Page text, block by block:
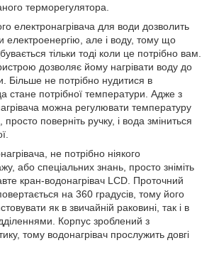
терморегулятора.
електронагрівача для води дозволить
електроенергію, але і воду, тому що
тільки тоді коли це потрібно вам.
дозволяє йому нагрівати воду до
Більше не потрібно нудитися в
стане потрібної температури. Адже з
можна регулювати температуру
поверніть ручку, і вода зміниться
не потрібно ніякого
або спеціальних знань, просто зніміть
кран-водонагрівач LCD. Проточний
на 360 градусів, тому його
як в звичайній раковині, так і в
Корпус зроблений з
тому водонагрівач прослужить довгі